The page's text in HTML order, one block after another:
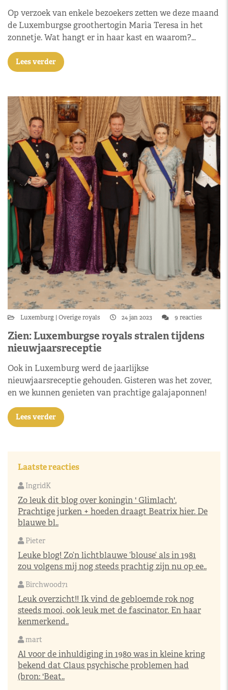
Op verzoek van enkele bezoekers zetten we deze maand
de Luxemburgse groothertogin Maria Teresa in het
zonnetje. Wat hangt er in haar kast en waarom?…
Lees verder
Luxemburg Overige royals 24 jan 2023 9 reacties
Zien: Luxemburgse royals stralen tijdens
nieuwjaarsreceptie
Ook in Luxemburg werd de jaarlijkse
nieuwjaarsreceptie gehouden. Gisteren was het zover,
en we kunnen genieten van prachtige galajaponnen!
Lees verder
Laatste reacties
IngridK
Zo leuk dit blog over koningin ' Glimlach'.
Prachtige jurken + hoeden draagt Beatrix hier. De
blauwe bl..
Pieter
Leuke blog! Zo’n lichtblauwe ‘blouse’ als in 1981
zou volgens mij nog steeds prachtig zijn nu op ee..
Birchwood71
Leuk overzicht!! Ik vind de gebloemde rok nog
steeds mooi, ook leuk met de fascinator. En haar
kenmerkend..
mart
Al voor de inhuldiging in 1980 was in kleine kring
bekend dat Claus psychische problemen had
(bron: 'Beat..